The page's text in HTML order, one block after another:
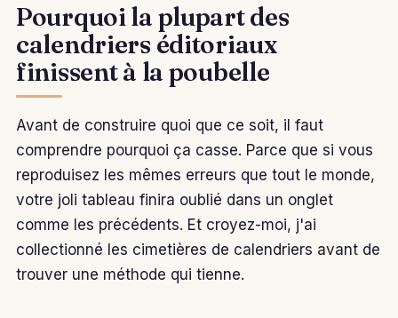
Pourquoi la plupart des
calendriers éditoriaux
finissent à la poubelle
Avant de construire quoi que ce soit, il faut
comprendre pourquoi ça casse. Parce que si vous
reproduisez les mêmes erreurs que tout le monde,
votre joli tableau finira oublié dans un onglet
comme les précédents. Et croyez-moi, j'ai
collectionné les cimetières de calendriers avant de
trouver une méthode qui tienne.